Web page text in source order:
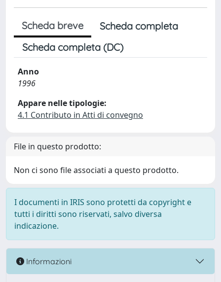
Scheda breve
Scheda completa
Scheda completa (DC)
Anno
1996
Appare nelle tipologie:
4.1 Contributo in Atti di convegno
File in questo prodotto:
Non ci sono file associati a questo prodotto.
I documenti in IRIS sono protetti da copyright e
tutti i diritti sono riservati, salvo diversa
indicazione.
Informazioni